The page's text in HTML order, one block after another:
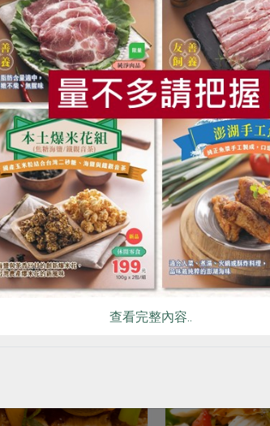
有限公司
雞腿剁塊(江森)-400g
暫無庫存
江森貿易股份有限
善糧文昌雞去
350公克
葷
冷凍
$460
看更多產品
你可能有興趣的食譜
RPET 食譜 減硝酸鹽 雞蛋 食
查看完整內容..